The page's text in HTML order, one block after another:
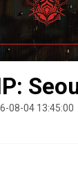
08-04 13:45:00